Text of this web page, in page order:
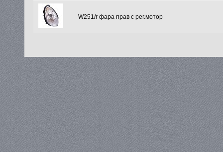
W251/r фара прав с рег.мотор